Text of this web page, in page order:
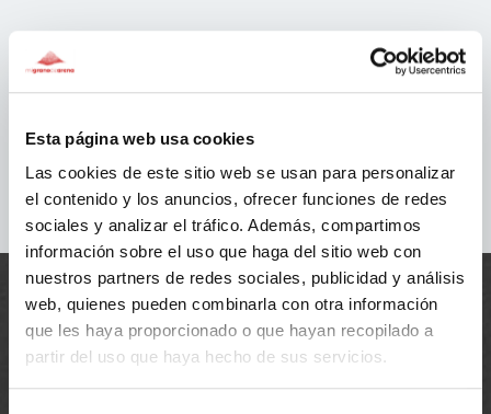
Esta página web usa cookies
Las cookies de este sitio web se usan para personalizar
el contenido y los anuncios, ofrecer funciones de redes
sociales y analizar el tráfico. Además, compartimos
información sobre el uso que haga del sitio web con
nuestros partners de redes sociales, publicidad y análisis
web, quienes pueden combinarla con otra información
que les haya proporcionado o que hayan recopilado a
partir del uso que haya hecho de sus servicios.